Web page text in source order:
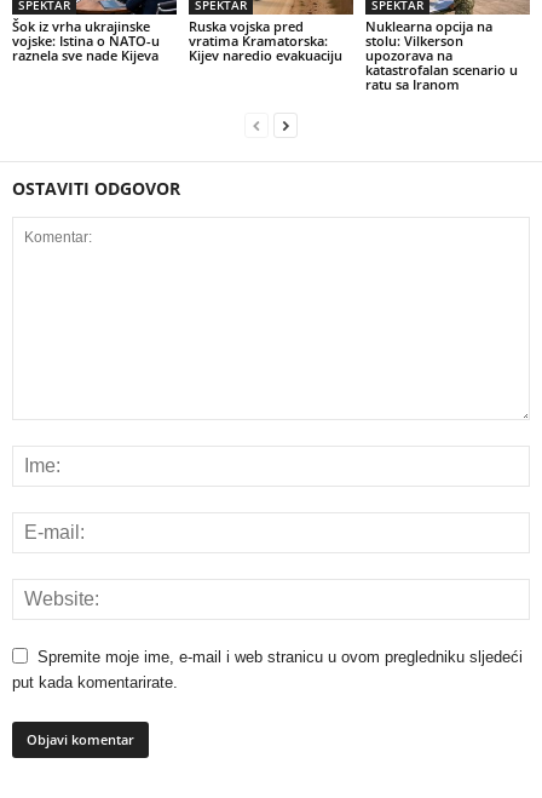
SPEKTAR
Šok iz vrha ukrajinske
vojske: Istina o NATO-u
raznela sve nade Kijeva
SPEKTAR
Ruska vojska pred
vratima Kramatorska:
Kijev naredio evakuaciju
SPEKTAR
Nuklearna opcija na
stolu: Vilkerson
upozorava na
katastrofalan scenario u
ratu sa Iranom
OSTAVITI ODGOVOR
Spremite moje ime, e-mail i web stranicu u ovom pregledniku sljedeći
put kada komentarirate.